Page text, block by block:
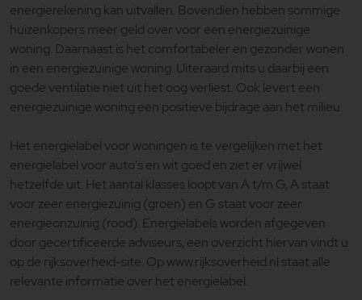
energierekening kan uitvallen. Bovendien hebben sommige
huizenkopers meer geld over voor een energiezuinige
woning. Daarnaast is het comfortabeler en gezonder wonen
in een energiezuinige woning. Uiteraard mits u daarbij een
goede ventilatie niet uit het oog verliest. Ook levert een
energiezuinige woning een positieve bijdrage aan het milieu.
Het energielabel voor woningen is te vergelijken met het
energielabel voor auto's en wit goed en ziet er vrijwel
hetzelfde uit. Het aantal klasses loopt van A t/m G, A staat
voor zeer energiezuinig (groen) en G staat voor zeer
energieonzuinig (rood). Energielabels worden afgegeven
door gecertificeerde adviseurs, een overzicht hiervan vindt u
op de rijksoverheid-site. Op www.rijksoverheid.nl staat alle
relevante informatie over het energielabel.